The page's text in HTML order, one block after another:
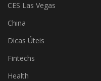
CES Las Vegas
China
Dicas Úteis
Fintechs
Health